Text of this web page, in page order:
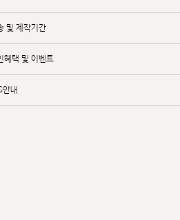
및 제작기간
혜택 및 이벤트
내